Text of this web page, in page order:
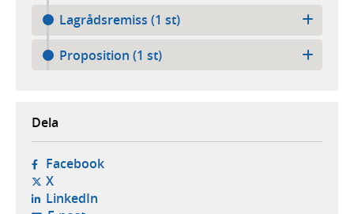
Lagrådsremiss (1 st)
Proposition (1 st)
Dela
Facebook- öppnas i ny flik, extern webbplats,
X- öppnas i ny flik, extern webbplats,
LinkedIn- öppnas i ny flik, extern webbplats,